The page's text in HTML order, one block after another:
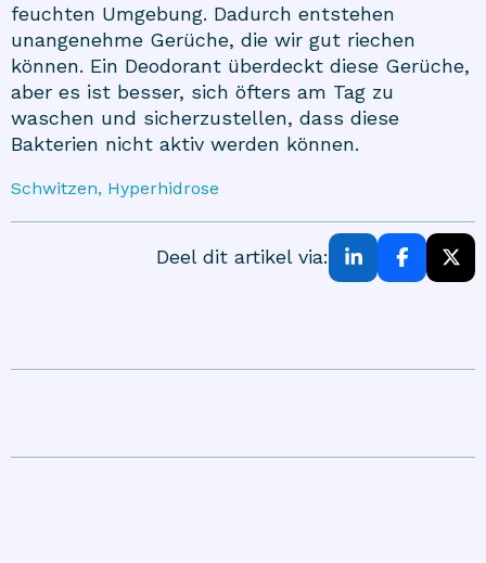
feuchten Umgebung. Dadurch entstehen
unangenehme Gerüche, die wir gut riechen
können. Ein Deodorant überdeckt diese Gerüche,
aber es ist besser, sich öfters am Tag zu
waschen und sicherzustellen, dass diese
Bakterien nicht aktiv werden können.
Schwitzen, Hyperhidrose
Deel dit artikel via: